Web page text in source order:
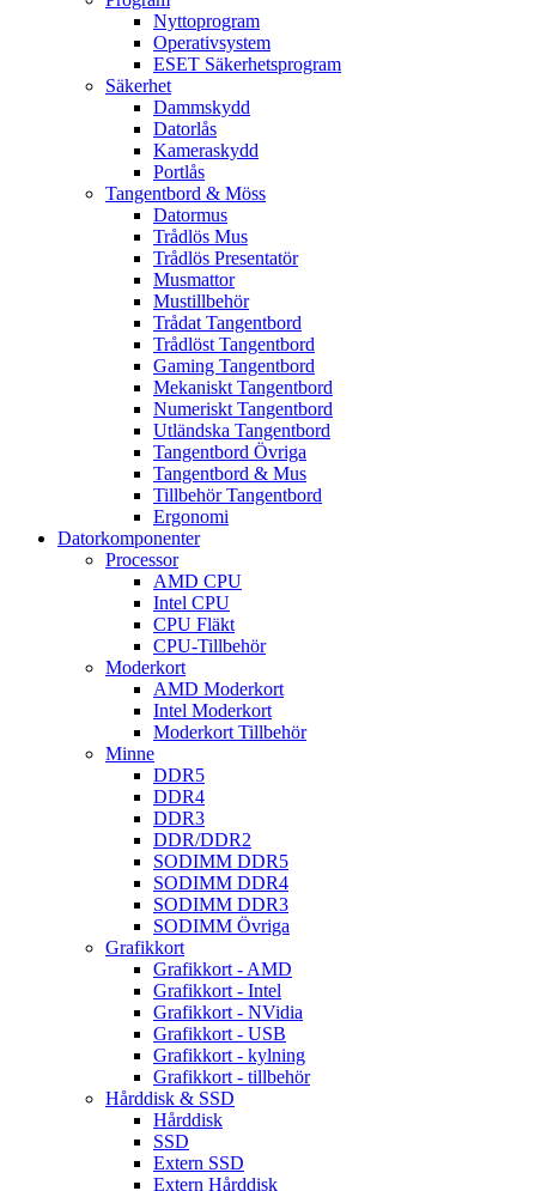
Nyttoprogram
Operativsystem
ESET Säkerhetsprogram
Säkerhet
Dammskydd
Datorlås
Kameraskydd
Portlås
Tangentbord & Möss
Datormus
Trådlös Mus
Trådlös Presentatör
Musmattor
Mustillbehör
Trådat Tangentbord
Trådlöst Tangentbord
Gaming Tangentbord
Mekaniskt Tangentbord
Numeriskt Tangentbord
Utländska Tangentbord
Tangentbord Övriga
Tangentbord & Mus
Tillbehör Tangentbord
Ergonomi
Datorkomponenter
Processor
AMD CPU
Intel CPU
CPU Fläkt
CPU-Tillbehör
Moderkort
AMD Moderkort
Intel Moderkort
Moderkort Tillbehör
Minne
DDR5
DDR4
DDR3
DDR/DDR2
SODIMM DDR5
SODIMM DDR4
SODIMM DDR3
SODIMM Övriga
Grafikkort
Grafikkort - AMD
Grafikkort - Intel
Grafikkort - NVidia
Grafikkort - USB
Grafikkort - kylning
Grafikkort - tillbehör
Hårddisk & SSD
Hårddisk
SSD
Extern SSD
Extern Hårddisk